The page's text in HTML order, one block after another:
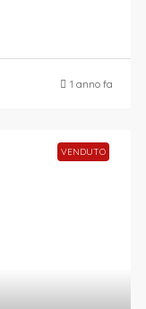
1 anno fa
VENDUTO